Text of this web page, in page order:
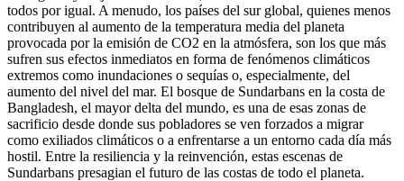
todos por igual. A menudo, los países del sur global, quienes menos
contribuyen al aumento de la temperatura media del planeta
provocada por la emisión de CO2 en la atmósfera, son los que más
sufren sus efectos inmediatos en forma de fenómenos climáticos
extremos como inundaciones o sequías o, especialmente, del
aumento del nivel del mar. El bosque de Sundarbans en la costa de
Bangladesh, el mayor delta del mundo, es una de esas zonas de
sacrificio desde donde sus pobladores se ven forzados a migrar
como exiliados climáticos o a enfrentarse a un entorno cada día más
hostil. Entre la resiliencia y la reinvención, estas escenas de
Sundarbans presagian el futuro de las costas de todo el planeta.